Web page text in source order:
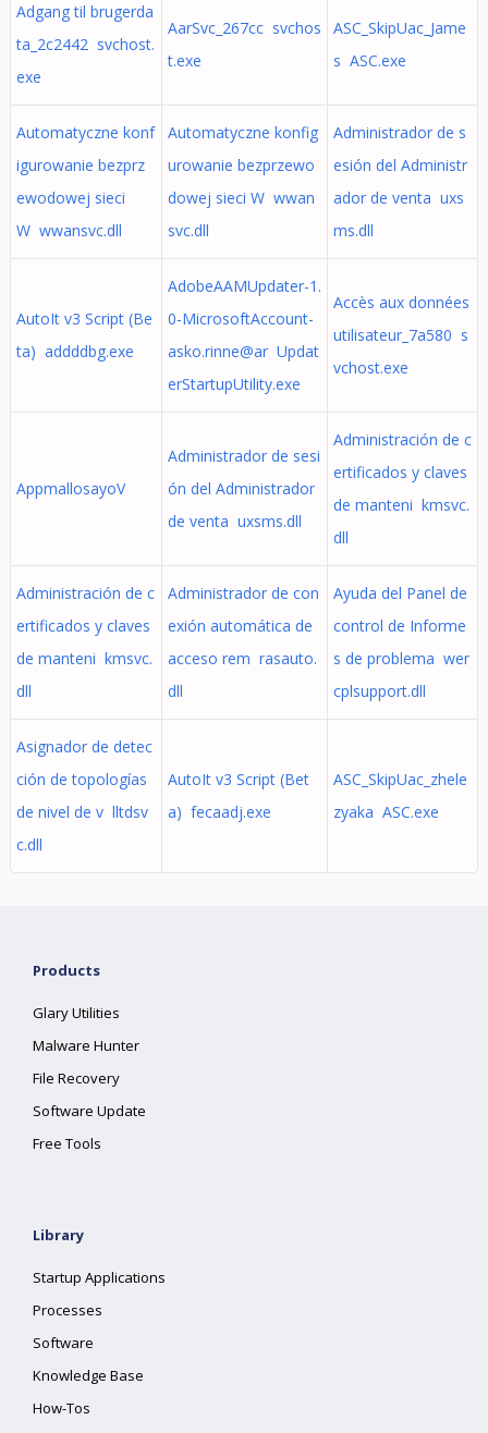
Adgang til brugerda
ta_2c2442 svchost.
exe
AarSvc_267cc svchos
t.exe
ASC_SkipUac_Jame
s ASC.exe
Automatyczne konf
igurowanie bezprz
ewodowej sieci
W wwansvc.dll
Automatyczne konfig
urowanie bezprzewo
dowej sieci W wwan
svc.dll
Administrador de s
esión del Administr
ador de venta uxs
ms.dll
AutoIt v3 Script (Be
ta) addddbg.exe
AdobeAAMUpdater-1.
0-MicrosoftAccount-
asko.rinne@ar Updat
erStartupUtility.exe
Accès aux données
utilisateur_7a580 s
vchost.exe
AppmallosayoV
Administrador de sesi
ón del Administrador
de venta uxsms.dll
Administración de c
ertificados y claves
de manteni kmsvc.
dll
Administración de c
ertificados y claves
de manteni kmsvc.
dll
Administrador de con
exión automática de
acceso rem rasauto.
dll
Ayuda del Panel de
control de Informe
s de problema wer
cplsupport.dll
Asignador de detec
ción de topologías
de nivel de v lltdsv
c.dll
AutoIt v3 Script (Bet
a) fecaadj.exe
ASC_SkipUac_zhele
zyaka ASC.exe
Products
Glary Utilities
Malware Hunter
File Recovery
Software Update
Free Tools
Library
Startup Applications
Processes
Software
Knowledge Base
How-Tos